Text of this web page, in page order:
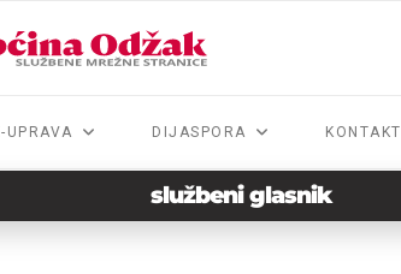
UPRAVA DIJASPORA KONTAKT
službeni glasnik